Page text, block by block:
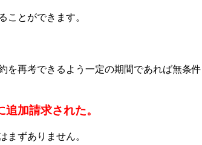
とができます。
を再考できるよう一定の期間であれば無条件
加請求された。
ずありません。